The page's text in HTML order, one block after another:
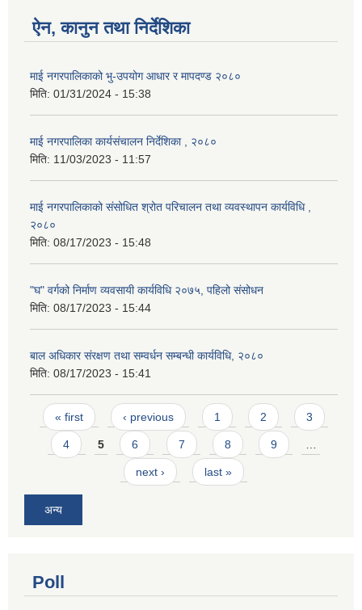
ऐन, कानुन तथा निर्देशिका
माई नगरपालिकाको भु-उपयोग आधार र मापदण्ड २०८०
मिति: 01/31/2024 - 15:38
माई नगरपालिका कार्यसंचालन निर्देशिका , २०८०
मिति: 11/03/2023 - 11:57
माई नगरपालिकाको संसोधित श्रोत परिचालन तथा व्यवस्थापन कार्यविधि ,
२०८०
मिति: 08/17/2023 - 15:48
"घ" वर्गको निर्माण व्यवसायी कार्यविधि २०७५, पहिलो संसोधन
मिति: 08/17/2023 - 15:44
बाल अधिकार संरक्षण तथा सम्वर्धन सम्बन्धी कार्यविधि, २०८०
मिति: 08/17/2023 - 15:41
Pages
« first ‹ previous 1 2 3
4 5 6 7 8 9 …
next › last »
अन्य
Poll